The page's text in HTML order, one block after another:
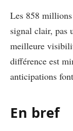
Les 858 millions
signal clair, pas
meilleure
différence est
anticipations
En bref